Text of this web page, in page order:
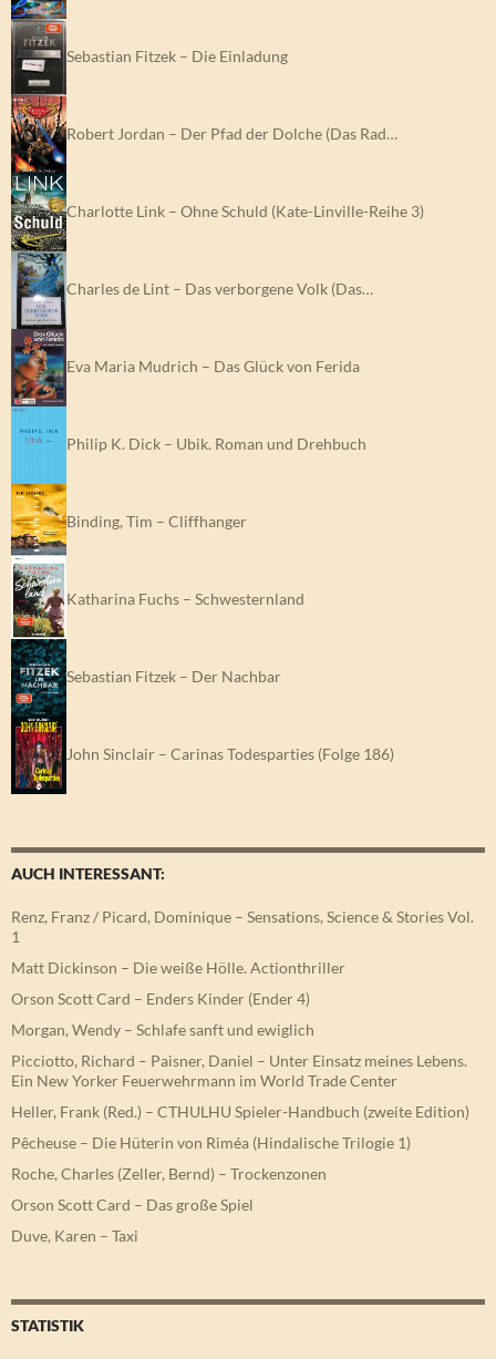
Sebastian Fitzek – Die Einladung
Robert Jordan – Der Pfad der Dolche (Das Rad…
Charlotte Link – Ohne Schuld (Kate-Linville-Reihe 3)
Charles de Lint – Das verborgene Volk (Das…
Eva Maria Mudrich – Das Glück von Ferida
Philip K. Dick – Ubik. Roman und Drehbuch
Binding, Tim – Cliffhanger
Katharina Fuchs – Schwesternland
Sebastian Fitzek – Der Nachbar
John Sinclair – Carinas Todesparties (Folge 186)
AUCH INTERESSANT:
Renz, Franz / Picard, Dominique – Sensations, Science & Stories Vol.
1
Matt Dickinson – Die weiße Hölle. Actionthriller
Orson Scott Card – Enders Kinder (Ender 4)
Morgan, Wendy – Schlafe sanft und ewiglich
Picciotto, Richard – Paisner, Daniel – Unter Einsatz meines Lebens.
Ein New Yorker Feuerwehrmann im World Trade Center
Heller, Frank (Red.) – CTHULHU Spieler-Handbuch (zweite Edition)
Pêcheuse – Die Hüterin von Riméa (Hindalische Trilogie 1)
Roche, Charles (Zeller, Bernd) – Trockenzonen
Orson Scott Card – Das große Spiel
Duve, Karen – Taxi
STATISTIK